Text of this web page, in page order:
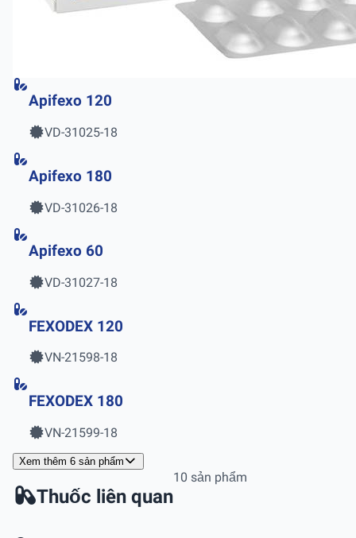
Apifexo 120
VD-31025-18
Apifexo 180
VD-31026-18
Apifexo 60
VD-31027-18
FEXODEX 120
VN-21598-18
FEXODEX 180
VN-21599-18
Xem thêm 6 sản phẩm
Thuốc liên quan
10 sản phẩm